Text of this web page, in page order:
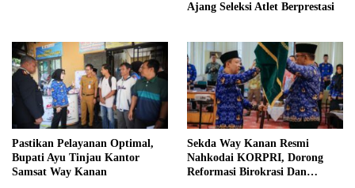
Ajang Seleksi Atlet Berprestasi
Pastikan Pelayanan Optimal,
Bupati Ayu Tinjau Kantor
Samsat Way Kanan
Sekda Way Kanan Resmi
Nahkodai KORPRI, Dorong
Reformasi Birokrasi Dan